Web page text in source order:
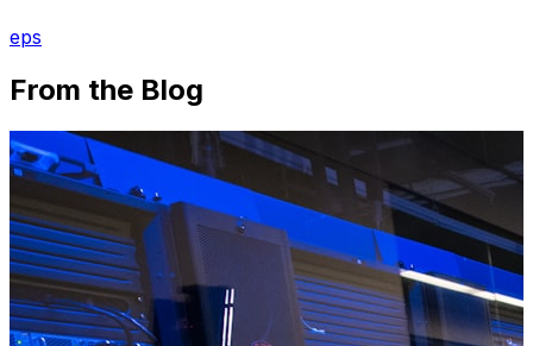
eps
From the Blog